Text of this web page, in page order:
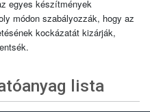
egyes készítmények
módon szabályozzák, hogy az
kockázatát kizárják,
lista